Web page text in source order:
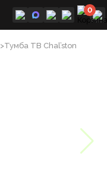
0
>Тумба ТВ Chal’ston